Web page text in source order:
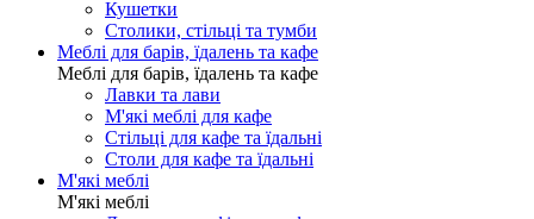
Кушетки
Столики, стільці та тумби
Меблі для барів, їдалень та кафе
Меблі для барів, їдалень та кафе
Лавки та лави
М'які меблі для кафе
Стільці для кафе та їдальні
Столи для кафе та їдальні
М'які меблі
М'які меблі